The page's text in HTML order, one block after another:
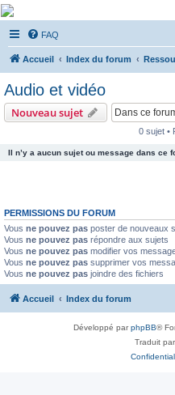
De Musicae Militari -
Forums
Forums de discussions
FAQ
Accueil Index du forum
Audio et vidéo
Nouveau sujet
0 sujet •
Il n’y a aucun sujet ou message dans ce
PERMISSIONS DU FORUM
Vous ne pouvez pas poster de nouveaux
Vous ne pouvez pas répondre aux sujets
Vous ne pouvez pas modifier vos
Vous ne pouvez pas supprimer vos
Vous ne pouvez pas joindre des fichiers
Accueil Index du forum
Développé parphpBB®
Traduit par